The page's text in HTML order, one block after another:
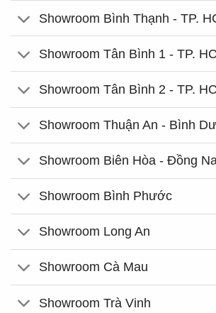
Showroom Bình Thạnh - TP.
Showroom Tân Bình 1 - TP.
Showroom Tân Bình 2 - TP.
Showroom Thuận An - Bình
Showroom Biên Hòa - Đồng
Showroom Bình Phước
Showroom Long An
Showroom Cà Mau
Showroom Trà Vinh